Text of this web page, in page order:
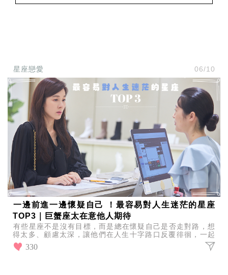
星座戀愛 06/10
一邊前進一邊懷疑自己 ！最容易對人生迷茫的星座
TOP3｜巨蟹座太在意他人期待
有些星座不是沒有目標，而是總在懷疑自己是否走對路，想
得太多、顧慮太深，讓他們在人生十字路口反覆徘徊，一起
看看最容易對人生感到迷茫的星座TOP3有誰上榜！
330